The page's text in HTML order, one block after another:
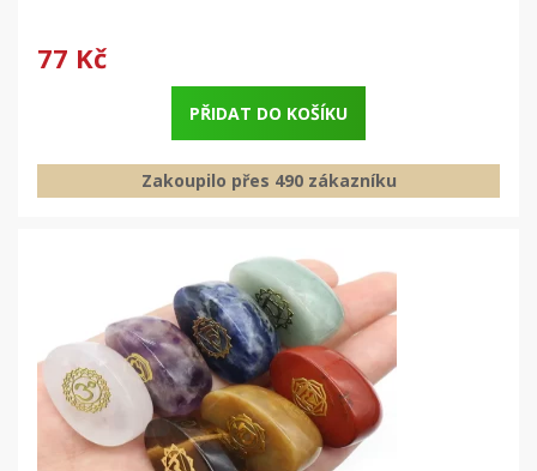
77 Kč
PŘIDAT DO KOŠÍKU
Zakoupilo přes 490 zákazníku